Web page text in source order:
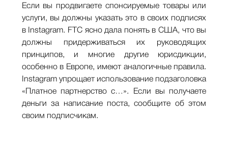
Если вы продвигаете спонсируемые товары или
услуги, вы должны указать это в своих подписях
в Instagram. FTC ясно дала понять в США, что вы
должны придерживаться их руководящих
принципов, и многие другие юрисдикции,
особенно в Европе, имеют аналогичные правила.
Instagram упрощает использование подзаголовка
«Платное партнерство с…». Если вы получаете
деньги за написание поста, сообщите об этом
своим подписчикам.